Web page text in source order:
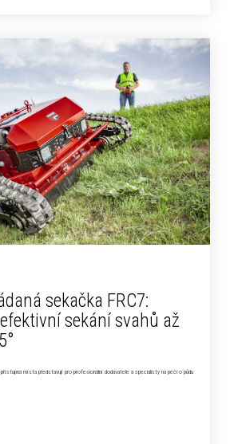
sekačka FRC7:
sekání svahů až
místa představují pro profesionální dodavatele a specialisty na péči o půdu